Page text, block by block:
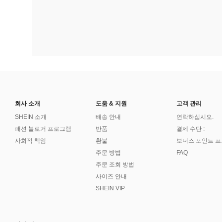
회사 소개
SHEIN 소개
패션 블로거 프로그램
사회적 책임
도움 & 지원
배송 안내
반품
환불
주문 방법
주문 조회 방법
사이즈 안내
SHEIN VIP
고객 관리
연락하십시오.
결제 수단 :
보너스 포인트
FAQ